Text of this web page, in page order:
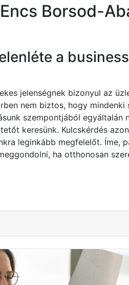
Borsod-
a business
jelenségnek bizonyul az
nem biztos, hogy mindenki
szempontjából egyáltalán
keresünk. Kulcskérdés
leginkább megfelelőt. Íme,
ha otthonosan